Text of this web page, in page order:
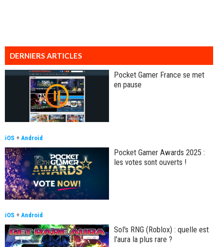
DERNIERS ARTICLES
Pocket Gamer France se met
en pause
iOS + Android
Pocket Gamer Awards 2025 :
les votes sont ouverts !
iOS + Android
Sol's RNG (Roblox) : quelle est
l'aura la plus rare ?